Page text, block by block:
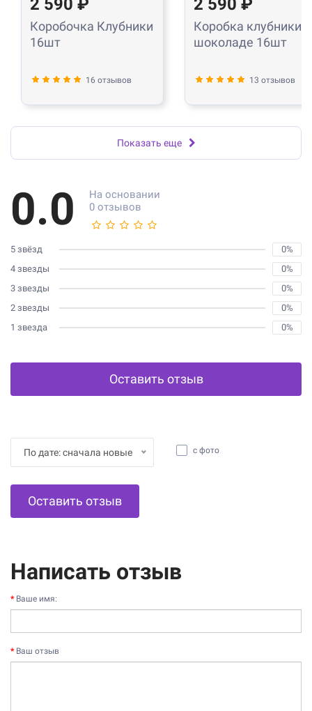
2 590 ₽
Коробочка Клубники
16шт
16 отзывов
2 590 ₽
Коробка клубники в
шоколаде 16шт
13 отзывов
Показать еще
0.0
На основании
0 отзывов
5 звёзд
0%
4 звезды
0%
3 звезды
0%
2 звезды
0%
1 звезда
0%
Оставить отзыв
По дате: сначала новые с фото
Оставить отзыв
Написать отзыв
Ваше имя:
Ваш отзыв